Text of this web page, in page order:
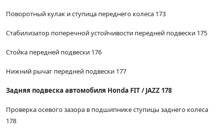
Поворотный кулак и ступица переднего колеса 173
Стабилизатор поперечной устойчивости передней подвески 175
Стойка передней подвески 176
Нижний рычаг передней подвески 177
Задняя подвеска автомобиля Honda FIT / JAZZ 178
Проверка осевого зазора в подшипнике ступицы заднего колеса
178